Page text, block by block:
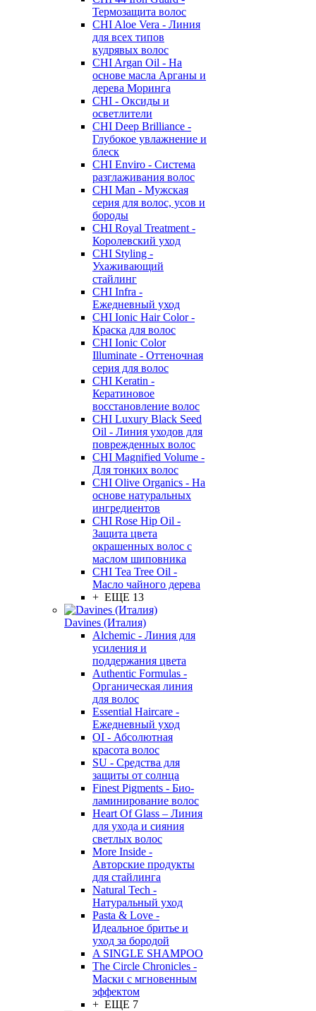
Термозащита волос
CHI Aloe Vera - Линия
для всех типов
кудрявых волос
CHI Argan Oil - На
основе масла Арганы и
дерева Моринга
CHI - Оксиды и
осветлители
CHI Deep Brilliance -
Глубокое увлажнение и
блеск
CHI Enviro - Система
разглаживания волос
CHI Man - Мужская
серия для волос, усов и
бороды
CHI Royal Treatment -
Королевский уход
CHI Styling -
Ухаживающий
стайлинг
CHI Infra -
Ежедневный уход
CHI Ionic Hair Color -
Краска для волос
CHI Ionic Color
Illuminate - Оттеночная
серия для волос
CHI Keratin -
Кератиновое
восстановление волос
CHI Luxury Black Seed
Oil - Линия уходов для
поврежденных волос
CHI Magnified Volume -
Для тонких волос
CHI Olive Organics - На
основе натуральных
ингредиентов
CHI Rose Hip Oil -
Защита цвета
окрашенных волос с
маслом шиповника
CHI Tea Tree Oil -
Масло чайного дерева
+ ЕЩЕ 13
Davines (Италия)
Alchemic - Линия для
усиления и
поддержания цвета
Authentic Formulas -
Органическая линия
для волос
Essential Haircare -
Eжедневный уход
OI - Абсолютная
красота волос
SU - Средства для
защиты от солнца
Finest Pigments - Био-
ламинирование волос
Heart Of Glass – Линия
для ухода и сияния
светлых волос
More Inside -
Авторские продукты
для стайлинга
Natural Tech -
Натуральный уход
Pasta & Love -
Идеальное бритье и
уход за бородой
A SINGLE SHAMPOO
The Circle Chronicles -
Маски с мгновенным
эффектом
+ ЕЩЕ 7